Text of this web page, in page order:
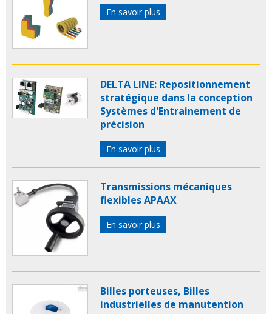
En savoir plus
DELTA LINE: Repositionnement
stratégique dans la conception
Systèmes d'Entrainement de
précision
En savoir plus
Transmissions mécaniques
flexibles APAAX
En savoir plus
Billes porteuses, Billes
industrielles de manutention